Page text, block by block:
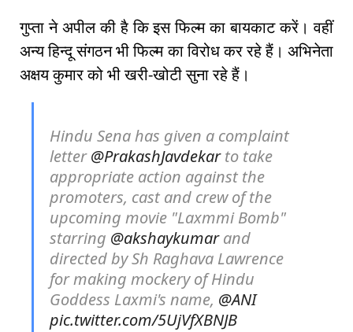
गुप्ता ने अपील की है कि इस फिल्म का बायकाट करें। वहीं
अन्य हिन्दू संगठन भी फिल्म का विरोध कर रहे हैं। अभिनेता
अक्षय कुमार को भी खरी-खोटी सुना रहे हैं।
Hindu Sena has given a complaint
letter@PrakashJavdekarto take
appropriate action against the
promoters, cast and crew of the
upcoming movie "Laxmmi Bomb"
starring @akshaykumarand
directed by Sh Raghava Lawrence
for making mockery of Hindu
Goddess Laxmi's name, @ANI
pic.twitter.com/5UjVfXBNJB